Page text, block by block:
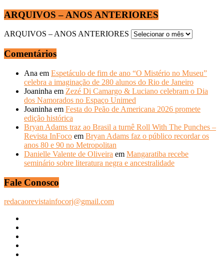
ARQUIVOS – ANOS ANTERIORES
ARQUIVOS – ANOS ANTERIORES
Comentários
Ana em Espetáculo de fim de ano “O Mistério no Museu”
celebra a imaginação de 280 alunos do Rio de Janeiro
Joaninha em Zezé Di Camargo & Luciano celebram o Dia
dos Namorados no Espaço Unimed
Joaninha em Festa do Peão de Americana 2026 promete
edição histórica
Bryan Adams traz ao Brasil a turnê Roll With The Punches –
Revista InFoco em Bryan Adams faz o público recordar os
anos 80 e 90 no Metropolitan
Danielle Valente de Oliveira em Mangaratiba recebe
seminário sobre literatura negra e ancestralidade
Fale Conosco
redacaorevistainfocorj@gmail.com